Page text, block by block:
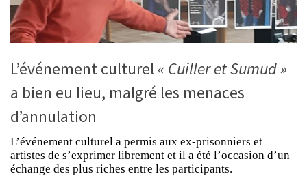
L’événement culturel « Cuiller et Sumud »
a bien eu lieu, malgré les menaces
d’annulation
L’événement culturel a permis aux ex-prisonniers et
artistes de s’exprimer librement et il a été l’occasion d’un
échange des plus riches entre les participants.